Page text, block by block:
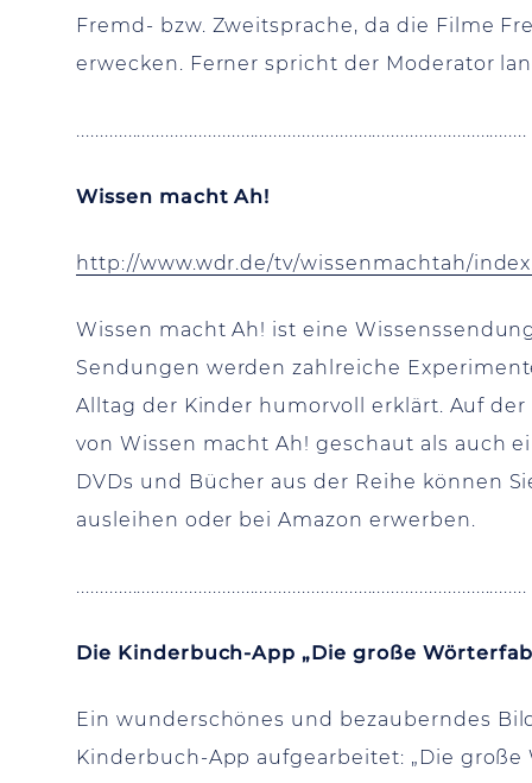
Fremd- bzw. Zweitsprache, da die Filme
erwecken. Ferner spricht der Moderator
................................................................................................
Wissen macht Ah!
http://www.wdr.de/tv/wissenmachtah/
Wissen macht Ah! ist eine
Sendungen werden zahlreiche
Alltag der Kinder humorvoll erklärt. Auf
von Wissen macht Ah! geschaut als auch
DVDs und Bücher aus der Reihe können
ausleihen oder bei Amazon erwerben.
................................................................................................
Die Kinderbuch-App „Die große
Ein wunderschönes und bezauberndes
Kinderbuch-App aufgearbeitet: „Die große